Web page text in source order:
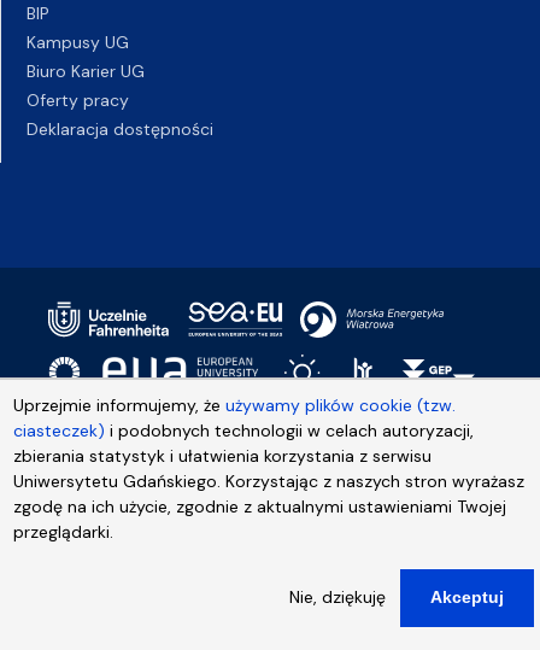
Uprzejmie informujemy, żeużywamy plików cookie (tzw.
ciasteczek) i podobnych technologii w celach autoryzacji,
zbierania statystyk i ułatwienia korzystania z serwisu
Uniwersytetu Gdańskiego. Korzystając z naszych stron wyrażasz
zgodę na ich użycie, zgodnie z aktualnymi ustawieniami Twojej
przeglądarki.
Nie, dziękuję Akceptuj
BIP
Kampusy UG
Biuro Karier UG
Oferty pracy
Deklaracja dostępności